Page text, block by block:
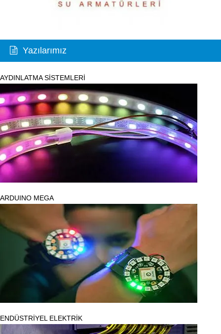
Yazılarımız
AYDINLATMA SİSTEMLERİ
ARDUINO MEGA
ENDÜSTRİYEL ELEKTRİK